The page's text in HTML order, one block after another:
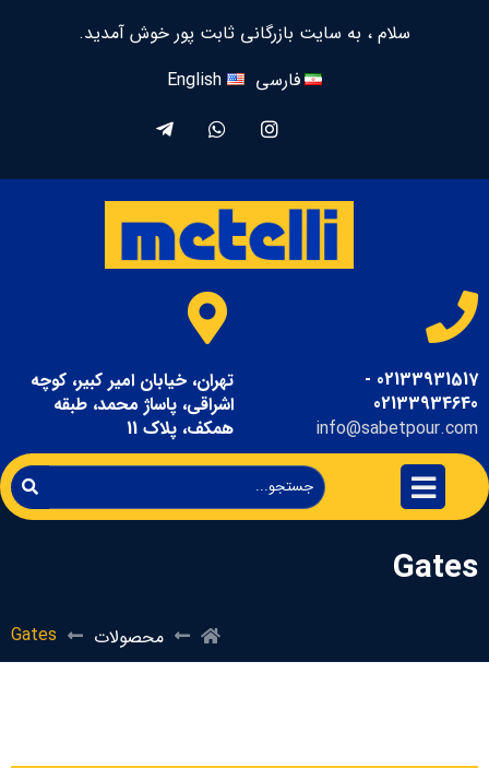
سلام ، به سایت بازرگانی ثابت پور خوش آمدید.
فارسی
English
02133931517 -
02133934640
info@sabetpour.com
تهران، خیابان امیر کبیر، کوچه
اشراقی، پاساژ محمد، طبقه
همکف، پلاک 11
Gates
محصولات Gates